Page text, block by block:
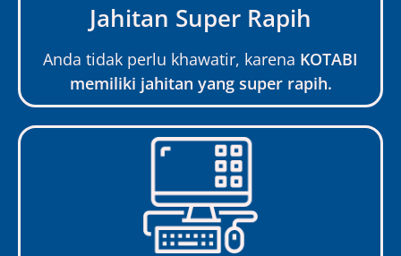
Jahitan Super Rapih
Anda tidak perlu khawatir, karena KOTABI
memiliki jahitan yang super rapih.